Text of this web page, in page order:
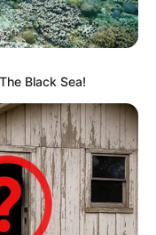
mismas; visitas
el IMDRI y la
Civil Julie
la
advierte que:
Colombiana de
las
de obra, y
de los
y patinódromo.
Black Sea!